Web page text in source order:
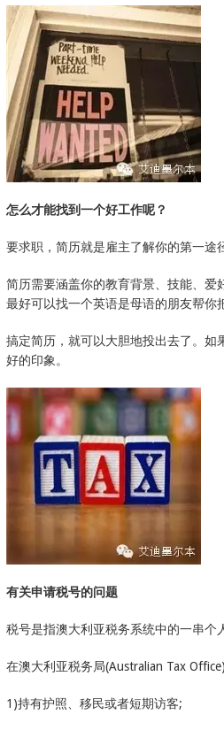
怎么才能找到一个好工作呢？
要求职，简历就是雇主了解你的第一途
简历需要涵盖你的教育背景、技能、爱
最好可以找一个英语是母语的朋友帮你
搞定简历，就可以大胆地投出去了。如
好的印象。
有关申请税号的问题
税号是指澳大利亚税务系统中的一串个
在澳大利亚税务局(Australian Tax
1)持有护照、移民或者短期访客;